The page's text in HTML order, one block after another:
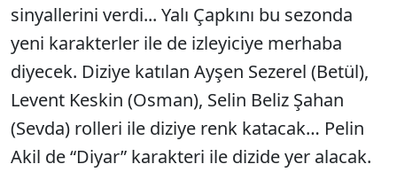
sinyallerini verdi... Yalı Çapkını bu se­zonda
yeni karakterler ile de izleyiciye merhaba
diyecek. Diziye katılan Ayşen Sezerel (Betül),
Levent Keskin (Osman), Selin Beliz Şahan
(Sevda) rolleri ile diziye renk katacak… Pelin
Akil de “Diyar” karak­teri ile dizide yer alacak.